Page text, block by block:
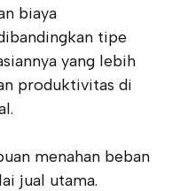
biaya
tipe
yang lebih
produktivitas di
menahan beban
jual utama.